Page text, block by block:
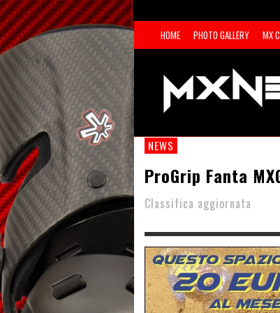
HOME PHOTO GALLERY MX
NEWS
ProGrip Fanta
Classifica aggiornata